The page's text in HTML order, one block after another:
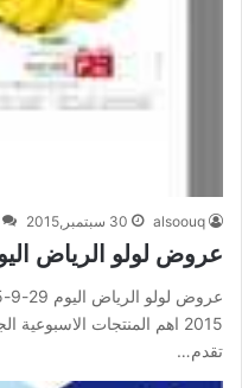
alsoouq 30 سبتمبر,2015
عروض لولو الرياض اليوم 29-9-
2015 اهم المنتجات
تقدم…